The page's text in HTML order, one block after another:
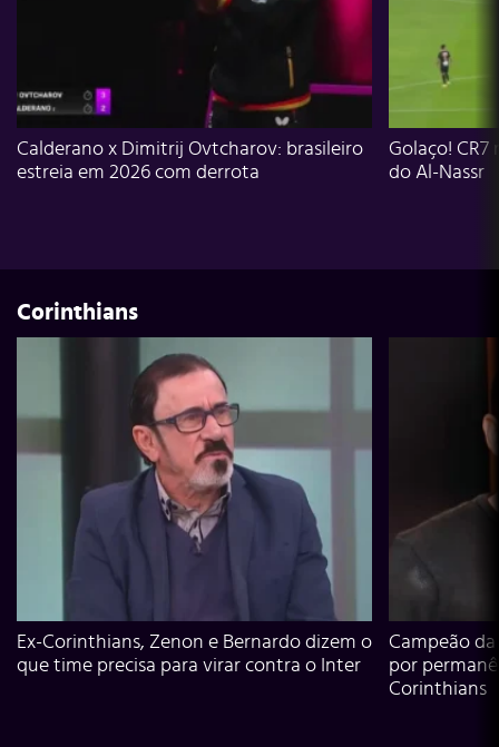
Calderano x Dimitrij Ovtcharov: brasileiro
estreia em 2026 com derrota
Golaço!
do Al-Nassr
Corinthians
Ex-Corinthians, Zenon e Bernardo dizem o
que time precisa para virar contra o Inter
Campeão
por
Corinthians